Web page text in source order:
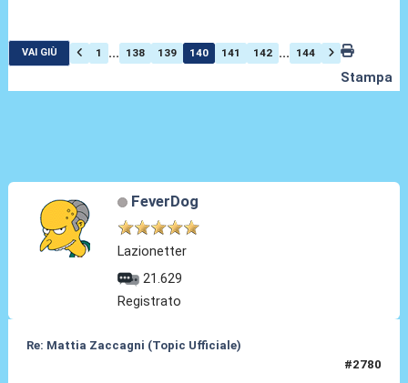
VAI GIÙ 1 ... 138 139 140 141 142 ... 144
Stampa
FeverDog
Lazionetter
21.629
Registrato
Re: Mattia Zaccagni (Topic Ufficiale)
#2780